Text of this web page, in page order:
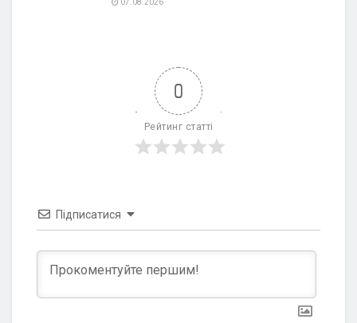
07.08.2026
0
Рейтинг статті
Підписатися